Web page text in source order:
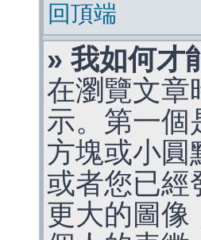
回頂端
» 我如何才
在瀏覽文章
示。第一個
方塊或小圓
或者您已經
更大的圖像